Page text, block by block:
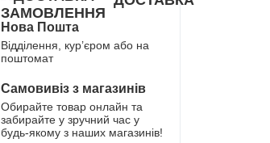
Нова Пошта
Відділення, кур’єром або на
поштомат
Самовивіз з магазинів
Обирайте товар онлайн та
забирайте у зручний час у
будь-якому з наших магазинів!